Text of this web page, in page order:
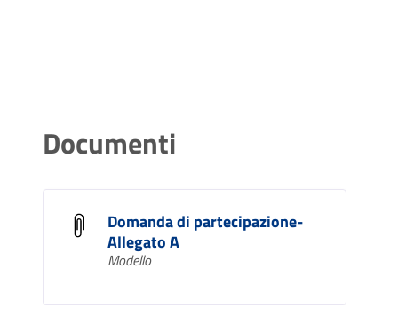
Documenti
Domanda di partecipazione-
Allegato A
Modello